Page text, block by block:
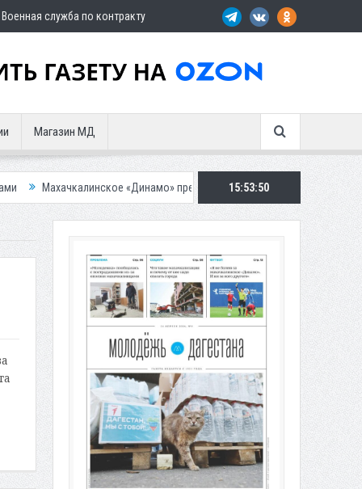
Военная служба по контракту
Магазин МД
«Динамо» представило «эпичную» гостевую форму Около
15:53:52